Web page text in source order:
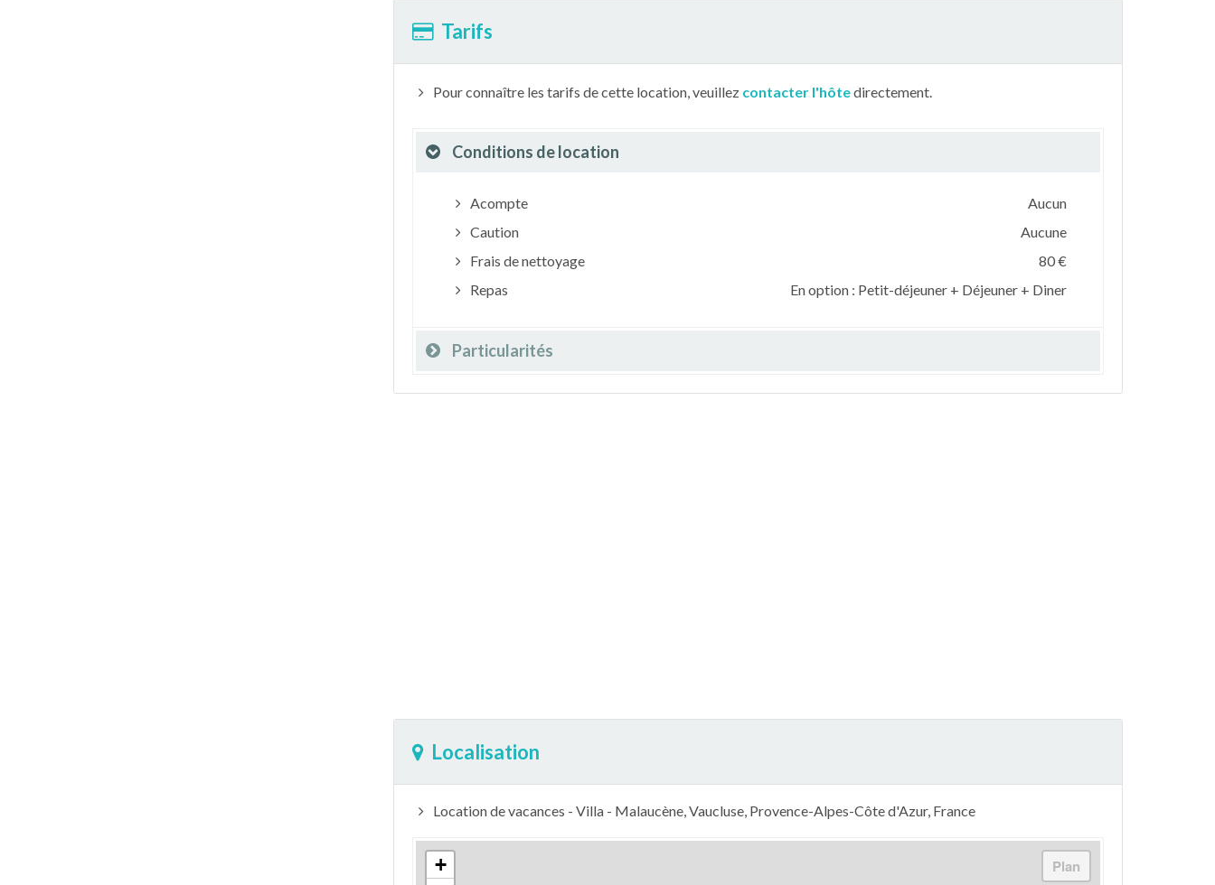
Tarifs
Pour connaître les tarifs de cette location, veuillez contacter l'hôtedirectement.
Conditions de location
Acompte
Aucun
Caution
Aucune
Frais de nettoyage
80 €
Repas
En option : Petit-déjeuner + Déjeuner + Diner
Particularités
Localisation
Location de vacances - Villa - Malaucène, Vaucluse, Provence-Alpes-Côte d'Azur, France
+